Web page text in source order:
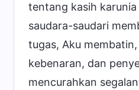
tentang kasih
saudara-saudari
tugas, Aku
kebenaran, dan
mencurahkan